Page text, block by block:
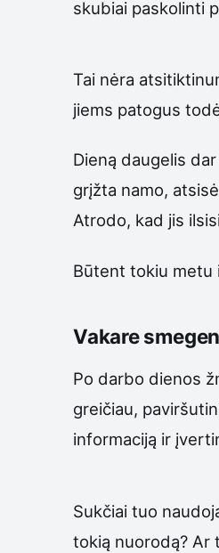
skubiai paskolinti
Tai nėra
jiems patogus
Dieną daugelis
grįžta namo,
Atrodo, kad jis
Būtent tokiu metu
Vakare
Po darbo dienos
greičiau,
informaciją ir
Sukčiai tuo
tokią nuorodą? Ar